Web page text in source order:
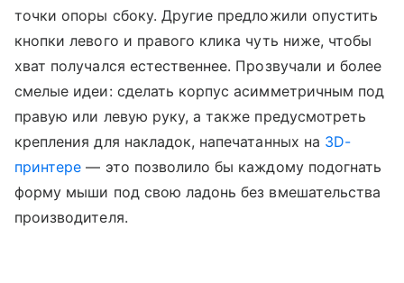
точки опоры сбоку. Другие предложили опустить
кнопки левого и правого клика чуть ниже, чтобы
хват получался естественнее. Прозвучали и более
смелые идеи: сделать корпус асимметричным под
правую или левую руку, а также предусмотреть
крепления для накладок, напечатанных на 3D-
принтере — это позволило бы каждому подогнать
форму мыши под свою ладонь без вмешательства
производителя.